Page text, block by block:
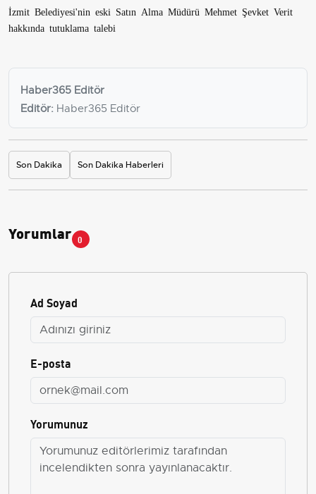
İzmit Belediyesi'nin eski Satın Alma Müdürü Mehmet Şevket Verit
hakkında tutuklama talebi
Haber365 Editör
Editör: Haber365 Editör
Son Dakika Son Dakika Haberleri
Yorumlar 0
Ad Soyad
E-posta
Yorumunuz